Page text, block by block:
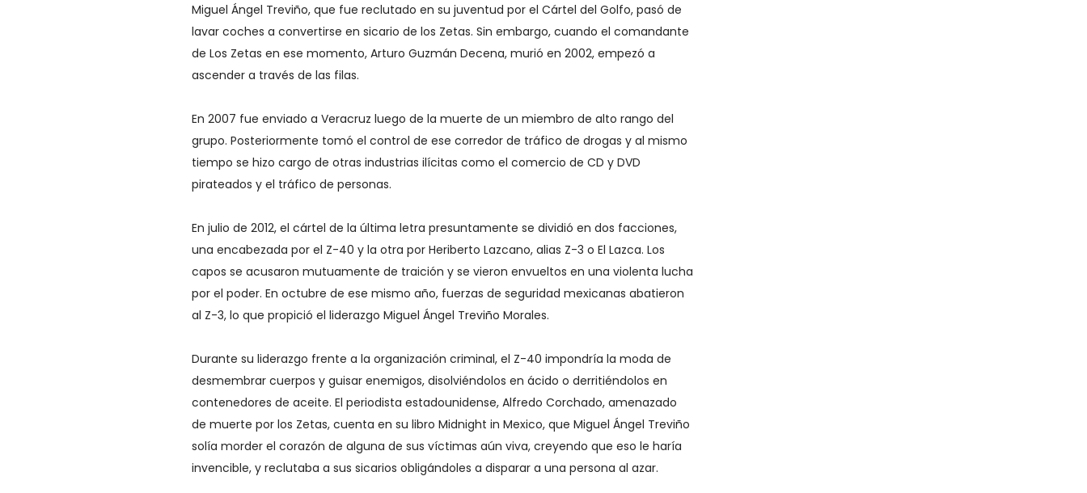
Miguel Ángel Treviño, que fue reclutado en su juventud por el Cártel del Golfo, pasó de
lavar coches a convertirse en sicario de los Zetas. Sin embargo, cuando el comandante
de Los Zetas en ese momento, Arturo Guzmán Decena, murió en 2002, empezó a
ascender a través de las filas.
En 2007 fue enviado a Veracruz luego de la muerte de un miembro de alto rango del
grupo. Posteriormente tomó el control de ese corredor de tráfico de drogas y al mismo
tiempo se hizo cargo de otras industrias ilícitas como el comercio de CD y DVD
pirateados y el tráfico de personas.
En julio de 2012, el cártel de la última letra presuntamente se dividió en dos facciones,
una encabezada por el Z-40 y la otra por Heriberto Lazcano, alias Z-3 o El Lazca. Los
capos se acusaron mutuamente de traición y se vieron envueltos en una violenta lucha
por el poder. En octubre de ese mismo año, fuerzas de seguridad mexicanas abatieron
al Z-3, lo que propició el liderazgo Miguel Ángel Treviño Morales.
Durante su liderazgo frente a la organización criminal, el Z-40 impondría la moda de
desmembrar cuerpos y guisar enemigos, disolviéndolos en ácido o derritiéndolos en
contenedores de aceite. El periodista estadounidense, Alfredo Corchado, amenazado
de muerte por los Zetas, cuenta en su libro Midnight in Mexico, que Miguel Ángel Treviño
solía morder el corazón de alguna de sus víctimas aún viva, creyendo que eso le haría
invencible, y reclutaba a sus sicarios obligándoles a disparar a una persona al azar.